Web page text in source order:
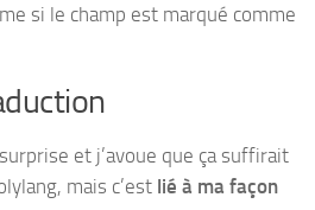
si le champ est marqué comme
et j’avoue que ça suffirait
mais c’est lié à ma façon